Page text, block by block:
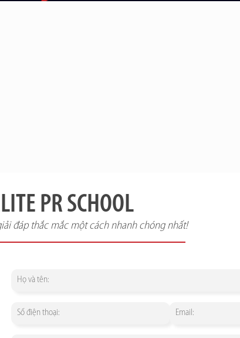
PR SCHOOL
đáp thắc mắc một cách nhanh chóng nhất!